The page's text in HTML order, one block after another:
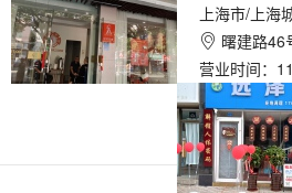
上海市/上海
 曙建路46
营业时间：